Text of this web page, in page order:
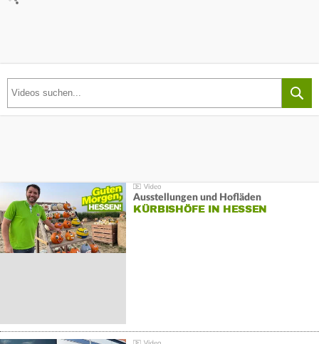
Ausstellungen und Hofläden
KÜRBISHÖFE IN HESSEN